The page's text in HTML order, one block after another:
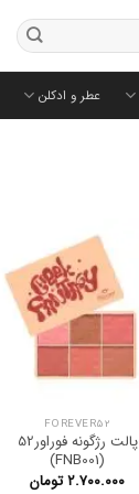
عطر و ادکلن
FOREVER52
پالت رژگونه فوراور52
(FNB001)
۲.۷۰۰.۰۰۰تومان